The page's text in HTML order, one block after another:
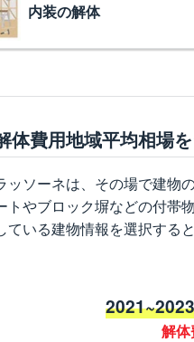
内装の解体
体費用地域平均相場
ッソーネは、その場で建物
トやブロック塀などの付帯
ている建物情報を選択する
解